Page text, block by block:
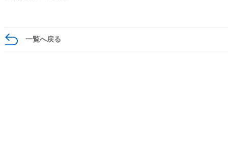
一覧へ戻る